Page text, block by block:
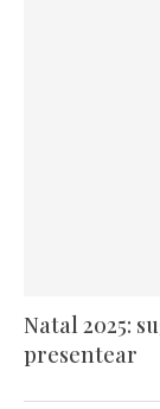
Natal 2025:
presentear